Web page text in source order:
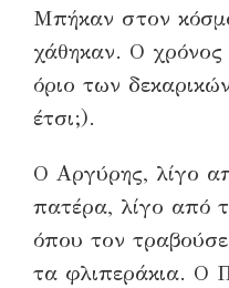
Μπήκαν στον
χάθηκαν. Ο χρόνος
όριο των
έτσι;).
Ο Αργύρης, λίγο
πατέρα, λίγο από
όπου τον
τα φλιπεράκια. Ο